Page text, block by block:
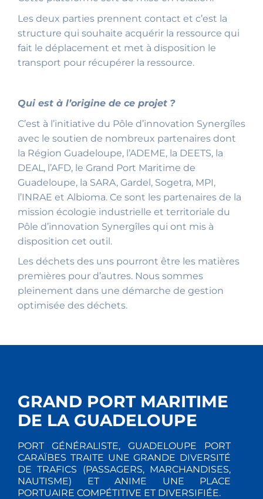
Les deux parties prennent contact et c’est la
structure qui souhaite acquérir la ressource qui
fait le déplacement et met à disposition le
transport pour récupérer la ressource.
Qui est à l’origine de ce projet ?
C’est à l’initiative du Pôle d’innovation Synergîles
avec le soutien de nombreux partenaires dont
la Région Guadeloupe, l’ADEME, la DEETS, la
DEAL, l’AFD, le Grand Port Maritime de
Guadeloupe, la SARA, Gardel, Sogetra, MPI,
l’INRAE et Albioma. Ce sont les partenaires de la
mission écologie industrielle et territoriale du
Pôle d’innovation Synergîles qui ont mis à
disposition cet outil.
Les déchets des uns pourront être les matières
premières pour d’autres. Nous sommes
pleinement dans une démarche de gestion
optimisée des déchets.
GRAND PORT MARITIME
DE LA GUADELOUPE
PORT GÉNÉRALISTE, GUADELOUPE PORT
CARAÏBES TRAITE UNE GRANDE DIVERSITÉ
DE TRAFICS (PASSAGERS, MARCHANDISES,
NAUTISME) ET ANIME UNE PLACE
PORTUAIRE COMPÉTITIVE ET DIVERSIFIÉE.